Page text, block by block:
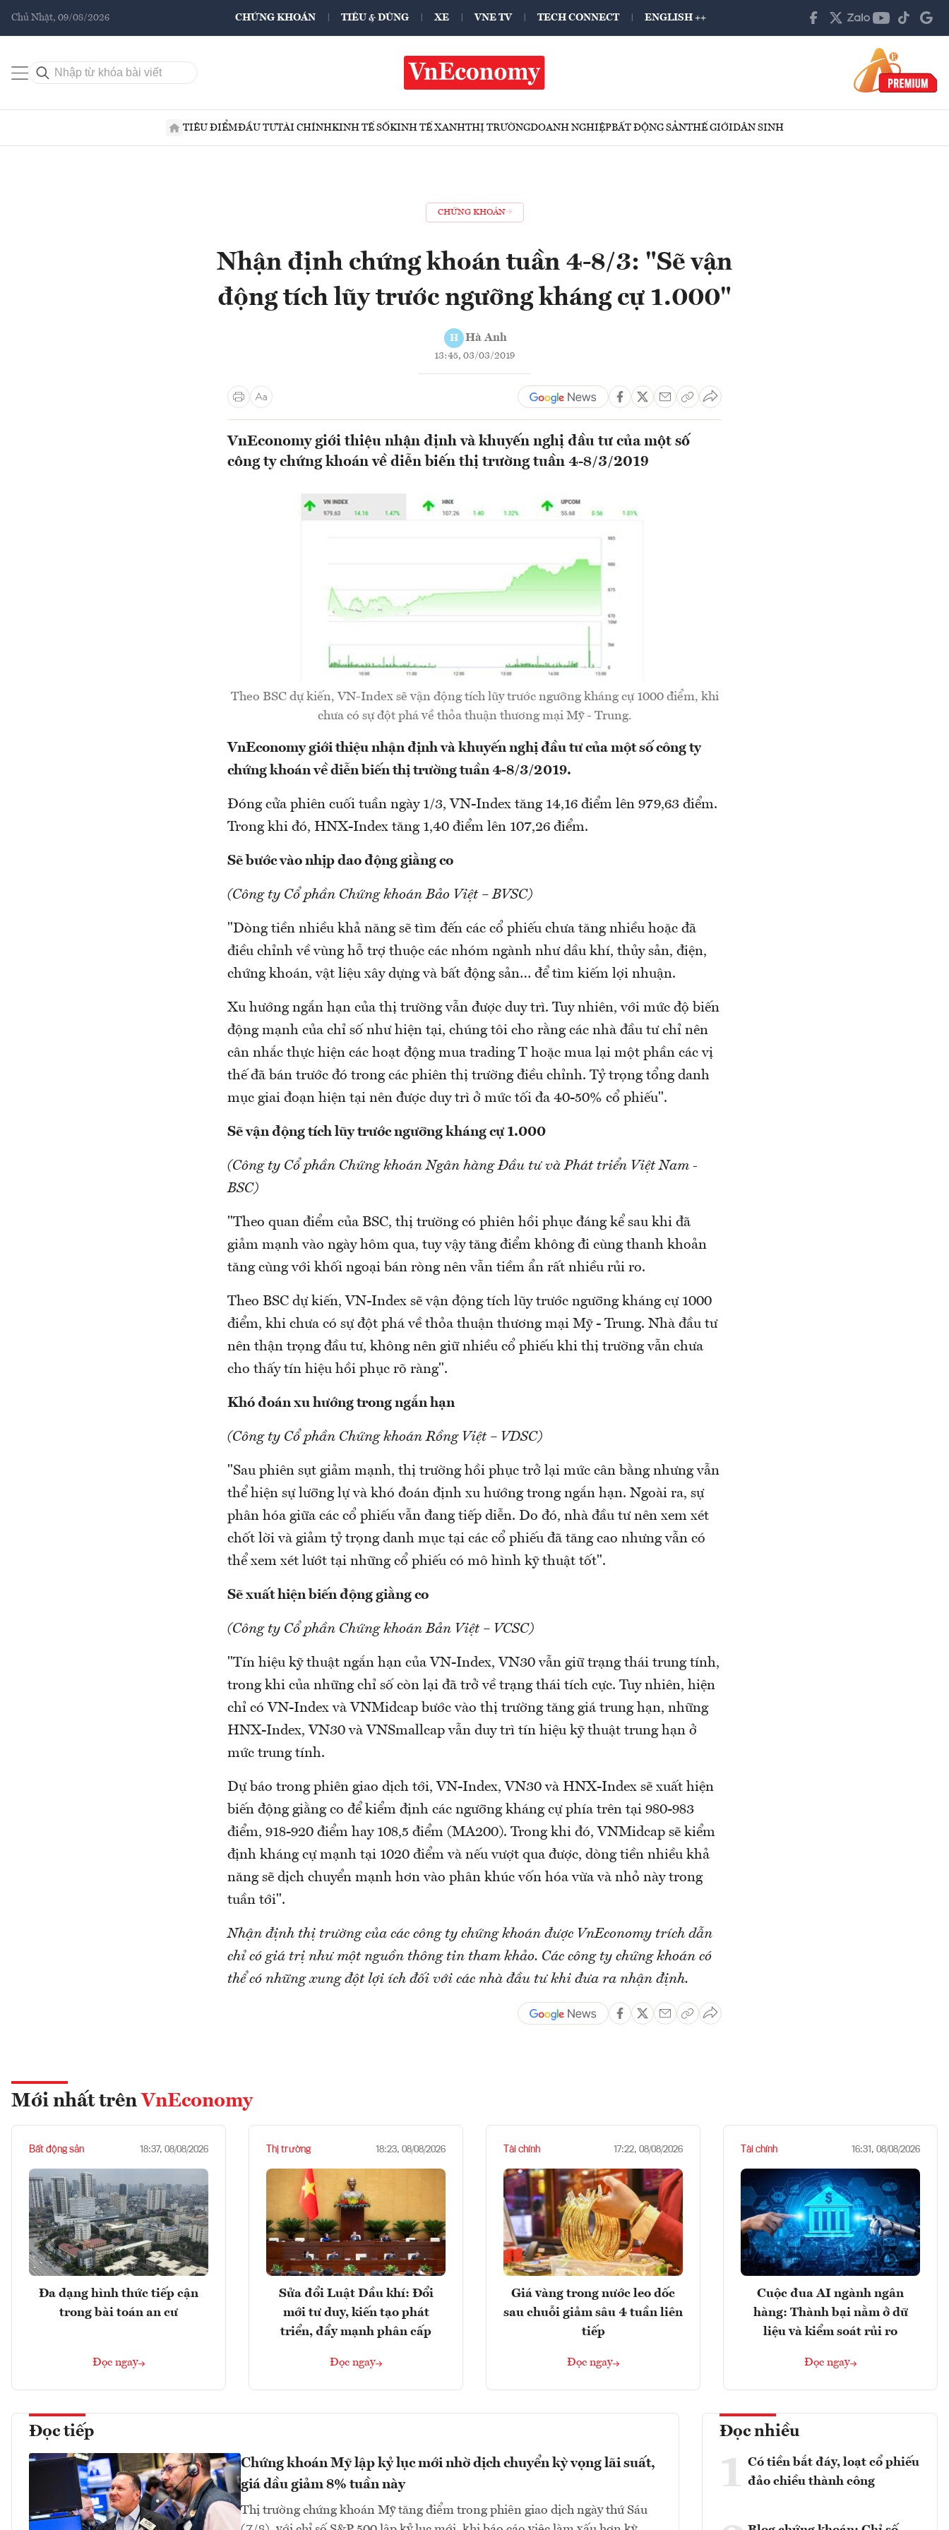
Chủ Nhật, 09/08/2026 CHỨNG KHOÁN TIÊU & DÙNG XE VNE TV TECH CONNECT ENGLISH ++
TIÊU ĐIỂMĐẦU TƯTÀI CHÍNHKINH TẾ SỐKINH TẾ XANHTHỊ TRƯỜNGDOANH NGHIỆPBẤT ĐỘNG SẢNTHẾ GIỚIDÂN SINH
CHỨNG KHOÁN
Nhận định chứng khoán tuần 4-8/3: "Sẽ vận
động tích lũy trước ngưỡng kháng cự 1.000"
H Hà Anh
13:45, 03/03/2019
VnEconomy giới thiệu nhận định và khuyến nghị đầu tư của một số
công ty chứng khoán về diễn biến thị trường tuần 4-8/3/2019
Theo BSC dự kiến, VN-Index sẽ vận động tích lũy trước ngưỡng kháng cự 1000 điểm, khi
chưa có sự đột phá về thỏa thuận thương mại Mỹ - Trung.
VnEconomy giới thiệu nhận định và khuyến nghị đầu tư của một số công ty
chứng khoán về diễn biến thị trường tuần 4-8/3/2019.
Đóng cửa phiên cuối tuần ngày 1/3, VN-Index tăng 14,16 điểm lên 979,63 điểm.
Trong khi đó, HNX-Index tăng 1,40 điểm lên 107,26 điểm.
Sẽ bước vào nhịp dao động giằng co
(Công ty Cổ phần Chứng khoán Bảo Việt – BVSC)
"Dòng tiền nhiều khả năng sẽ tìm đến các cổ phiếu chưa tăng nhiều hoặc đã
điều chỉnh về vùng hỗ trợ thuộc các nhóm ngành như dầu khí, thủy sản, điện,
chứng khoán, vật liệu xây dựng và bất động sản… để tìm kiếm lợi nhuận.
Xu hướng ngắn hạn của thị trường vẫn được duy trì. Tuy nhiên, với mức độ biến
động mạnh của chỉ số như hiện tại, chúng tôi cho rằng các nhà đầu tư chỉ nên
cân nhắc thực hiện các hoạt động mua trading T hoặc mua lại một phần các vị
thế đã bán trước đó trong các phiên thị trường điều chỉnh. Tỷ trọng tổng danh
mục giai đoạn hiện tại nên được duy trì ở mức tối đa 40-50% cổ phiếu".
Sẽ vận động tích lũy trước ngưỡng kháng cự 1.000
(Công ty Cổ phần Chứng khoán Ngân hàng Đầu tư và Phát triển Việt Nam -
BSC)
"Theo quan điểm của BSC, thị trường có phiên hồi phục đáng kể sau khi đã
giảm mạnh vào ngày hôm qua, tuy vậy tăng điểm không đi cùng thanh khoản
tăng cùng với khối ngoại bán ròng nên vẫn tiềm ẩn rất nhiều rủi ro.
Theo BSC dự kiến, VN-Index sẽ vận động tích lũy trước ngưỡng kháng cự 1000
điểm, khi chưa có sự đột phá về thỏa thuận thương mại Mỹ - Trung. Nhà đầu tư
nên thận trọng đầu tư, không nên giữ nhiều cổ phiếu khi thị trường vẫn chưa
cho thấy tín hiệu hồi phục rõ ràng".
Khó đoán xu hướng trong ngắn hạn
(Công ty Cổ phần Chứng khoán Rồng Việt – VDSC)
"Sau phiên sụt giảm mạnh, thị trường hồi phục trở lại mức cân bằng nhưng vẫn
thể hiện sự lưỡng lự và khó đoán định xu hướng trong ngắn hạn. Ngoài ra, sự
phân hóa giữa các cổ phiếu vẫn đang tiếp diễn. Do đó, nhà đầu tư nên xem xét
chốt lời và giảm tỷ trọng danh mục tại các cổ phiếu đã tăng cao nhưng vẫn có
thể xem xét lướt tại những cổ phiếu có mô hình kỹ thuật tốt".
Sẽ xuất hiện biến động giằng co
(Công ty Cổ phần Chứng khoán Bản Việt – VCSC)
"Tín hiệu kỹ thuật ngắn hạn của VN-Index, VN30 vẫn giữ trạng thái trung tính,
trong khi của những chỉ số còn lại đã trở về trạng thái tích cực. Tuy nhiên, hiện
chỉ có VN-Index và VNMidcap bước vào thị trường tăng giá trung hạn, những
HNX-Index, VN30 và VNSmallcap vẫn duy trì tín hiệu kỹ thuật trung hạn ở
mức trung tính.
Dự báo trong phiên giao dịch tới, VN-Index, VN30 và HNX-Index sẽ xuất hiện
biến động giằng co để kiểm định các ngưỡng kháng cự phía trên tại 980-983
điểm, 918-920 điểm hay 108,5 điểm (MA200). Trong khi đó, VNMidcap sẽ kiểm
định kháng cự mạnh tại 1020 điểm và nếu vượt qua được, dòng tiền nhiều khả
năng sẽ dịch chuyển mạnh hơn vào phân khúc vốn hóa vừa và nhỏ này trong
tuần tới".
Nhận định thị trường của các công ty chứng khoán được VnEconomy trích dẫn
chỉ có giá trị như một nguồn thông tin tham khảo. Các công ty chứng khoán có
thể có những xung đột lợi ích đối với các nhà đầu tư khi đưa ra nhận định.
Mới nhất trên VnEconomy
Bất động sản 18:37, 08/08/2026
Đa dạng hình thức tiếp cận
trong bài toán an cư
Đọc ngay
Thị trường 18:23, 08/08/2026
Sửa đổi Luật Dầu khí: Đổi
mới tư duy, kiến tạo phát
triển, đẩy mạnh phân cấp
Đọc ngay
Tài chính 17:22, 08/08/2026
Giá vàng trong nước leo dốc
sau chuỗi giảm sâu 4 tuần liên
tiếp
Đọc ngay
Tài chính 16:31, 08/08/2026
Cuộc đua AI ngành ngân
hàng: Thành bại nằm ở dữ
liệu và kiểm soát rủi ro
Đọc ngay
Đọc tiếp
Chứng khoán Mỹ lập kỷ lục mới nhờ dịch chuyển kỳ vọng lãi suất,
giá dầu giảm 8% tuần này
Thị trường chứng khoán Mỹ tăng điểm trong phiên giao dịch ngày thứ Sáu
Đọc nhiều
1 Có tiền bắt đáy, loạt cổ phiếu
đảo chiều thành công